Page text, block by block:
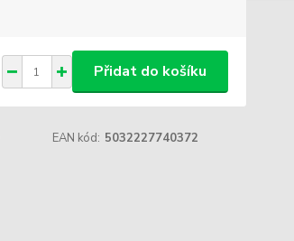
Přidat do košíku
EAN kód: 5032227740372